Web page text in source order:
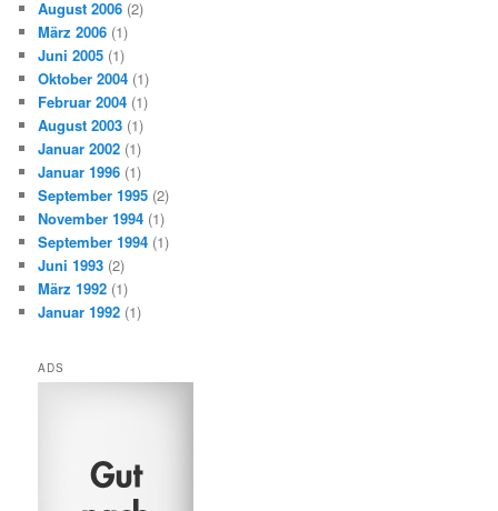
August 2006 (2)
März 2006 (1)
Juni 2005 (1)
Oktober 2004 (1)
Februar 2004 (1)
August 2003 (1)
Januar 2002 (1)
Januar 1996 (1)
September 1995 (2)
November 1994 (1)
September 1994 (1)
Juni 1993 (2)
März 1992 (1)
Januar 1992 (1)
ADS